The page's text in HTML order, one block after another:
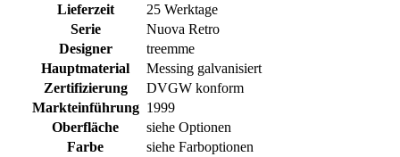
Lieferzeit
25 Werktage
Serie
Nuova Retro
Designer
treemme
Hauptmaterial
Messing galvanisiert
Zertifizierung
DVGW konform
Markteinführung 1999
Oberfläche
siehe Optionen
Farbe
siehe Farboptionen